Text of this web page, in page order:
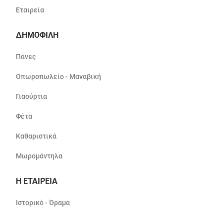
Εταιρεία
ΔΗΜΟΦΙΛΗ
Πάνες
Οπωροπωλείο - Μαναβική
Γιαούρτια
Φέτα
Καθαριστικά
Μωρομάντηλα
Η ΕΤΑΙΡΕΙΑ
Ιστορικό - Όραμα